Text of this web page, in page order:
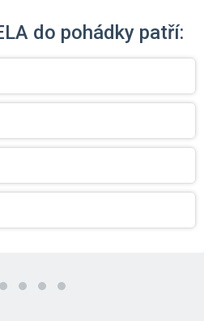
do pohádky patří: